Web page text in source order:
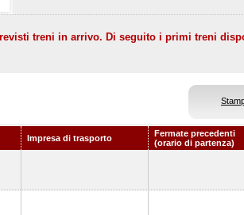
treni in arrivo. Di seguito i primi treni
Impresa di trasporto
Fermate precedenti
(orario di partenza)